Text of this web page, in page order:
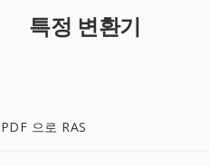
특정 변환기
PDF 으로 RAS